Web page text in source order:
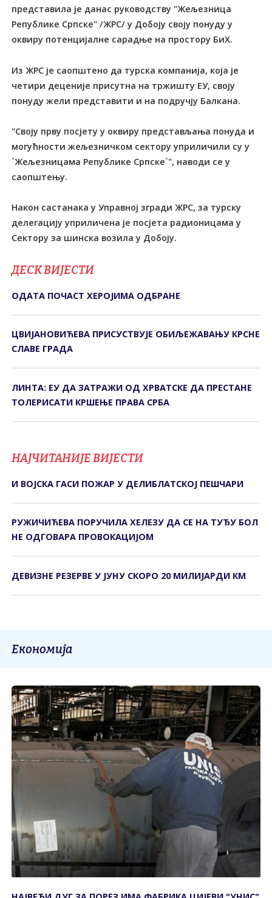
представила је данас руководству "Жељезница
Републике Српске" /ЖРС/ у Добоју своју понуду у
оквиру потенцијалне сарадње на простору БиХ.
Из ЖРС је саопштено да турска компанија, која је
четири деценије присутна на тржишту ЕУ, своју
понуду жели представити и на подручју Балкана.
"Своју прву посјету у оквиру представљања понуда и
могућности жељезничком сектору уприличили су у
`Жељезницама Републике Српске`", наводи се у
саопштењу.
Након састанака у Управној згради ЖРС, за турску
делегацију уприличена је посјета радионицама у
Сектору за шинска возила у Добоју.
ДЕСК ВИЈЕСТИ
ОДАТА ПОЧАСТ ХЕРОЈИМА ОДБРАНЕ
ЦВИЈАНОВИЋЕВА ПРИСУСТВУЈЕ ОБИЉЕЖАВАЊУ КРСНЕ
СЛАВЕ ГРАДА
ЛИНТА: ЕУ ДА ЗАТРАЖИ ОД ХРВАТСКЕ ДА ПРЕСТАНЕ
ТОЛЕРИСАТИ КРШЕЊЕ ПРАВА СРБА
НАЈЧИТАНИЈЕ ВИЈЕСТИ
И ВОЈСКА ГАСИ ПОЖАР У ДЕЛИБЛАТСКОЈ ПЕШЧАРИ
РУЖИЧИЋЕВА ПОРУЧИЛА ХЕЛЕЗУ ДА СЕ НА ТУЂУ БОЛ
НЕ ОДГОВАРА ПРОВОКАЦИЈОМ
ДЕВИЗНЕ РЕЗЕРВЕ У ЈУНУ СКОРО 20 МИЛИЈАРДИ КМ
Економија